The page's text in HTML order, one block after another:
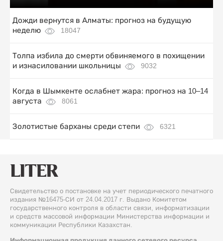
Дожди вернутся в Алматы: прогноз на будущую
неделю
18047
Толпа избила до смерти обвиняемого в похищении
и изнасиловании школьницы
9032
Когда в Шымкенте ослабнет жара: прогноз на 10–14
августа
8061
Золотистые барханы среди степи 6321
Свидетельство о постановке на учет периодического печатного
издания №16475-СИ от 24.04.2017 г. Выдано Комитетом
государственного контроля в области связи, информатизации
и средств массовой информации Министерства информации и
коммуникации Республики Казахстан.